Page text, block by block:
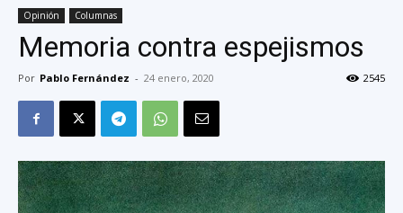
Opinión Columnas
Memoria contra espejismos
Por Pablo Fernández - 24 enero, 2020 2545